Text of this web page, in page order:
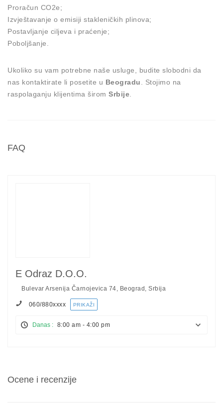
Proračun CO2e;
Izvještavanje o emisiji stakleničkih plinova;
Postavljanje ciljeva i praćenje;
Poboljšanje.
Ukoliko su vam potrebne naše usluge, budite slobodni da
nas kontaktirate li posetite u Beogradu . Stojimo na
raspolaganju klijentima širom Srbije
FAQ
E Odraz D.o.o.
Bulevar Arsenija Čarnojevica 74, Beograd, Srbija
060/880xxxx PRIKAŽI
Danas : 8:00 am - 4:00 pm
Ocene i recenzije